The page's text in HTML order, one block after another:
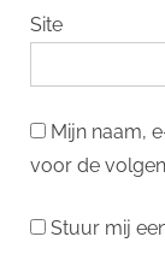
Site
Mijn naam,
voor de
Stuur mij